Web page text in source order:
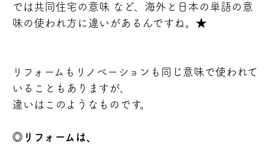
では共同住宅の意味 など、海外と日本の単語の意
味の使われ方に違いがあるんですね。 ★
リフォームもリノベーションも同じ意味で使われて
いることもありますが、
違いはこのようなものです。
◎リフォームは、